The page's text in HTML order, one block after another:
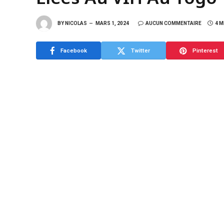
BY NICOLAS MARS 1, 2024 AUCUN COMMENTAIRE 4
Facebook Twitter Pinterest